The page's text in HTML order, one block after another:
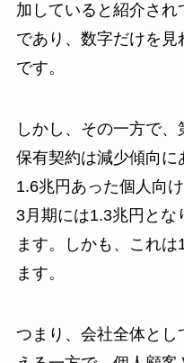
加していると紹介され
であり、数字だけを
です。
しかし、その一方で
保有契約は減少傾向
1.6兆円あった個人向
3月期には1.3兆円とな
ます。しかも、これ
ます。
つまり、会社全体と